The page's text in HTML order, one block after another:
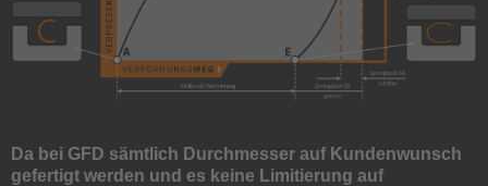
Da bei GFD sämtlich Durchmesser auf Kundenwunsch
gefertigt werden und es keine Limitierung auf